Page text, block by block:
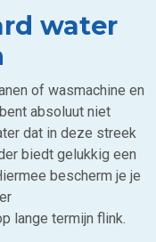
water
of wasmachine en
absoluut niet
dat in deze streek
biedt gelukkig een
bescherm je je
lange termijn flink.